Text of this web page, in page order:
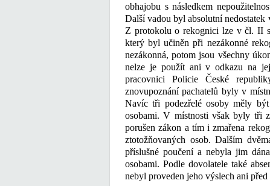
obhajobu s následkem
Další vadou byl absolutní nedostatek
Z protokolu o rekognici lze v čl. II
který byl učiněn při nezákonné
nezákonná, potom jsou všechny
nelze je použít ani v odkazu na
pracovnici Policie České
znovupoznání pachatelů byly v
Navíc tři podezřelé osoby měly
osobami. V místnosti však byly tři
porušen zákon a tím i zmařena
ztotožňovaných osob. Dalším
příslušné poučení a nebyla jim
osobami. Podle dovolatele také
nebyl proveden jeho výslech ani